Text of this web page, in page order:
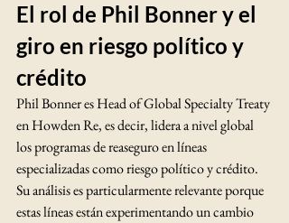
El rol de Phil Bonner y el
giro en riesgo político y
crédito
Phil Bonner es Head of Global Specialty Treaty
en Howden Re, es decir, lidera a nivel global
los programas de reaseguro en líneas
especializadas como riesgo político y crédito.
Su análisis es particularmente relevante porque
estas líneas están experimentando un cambio